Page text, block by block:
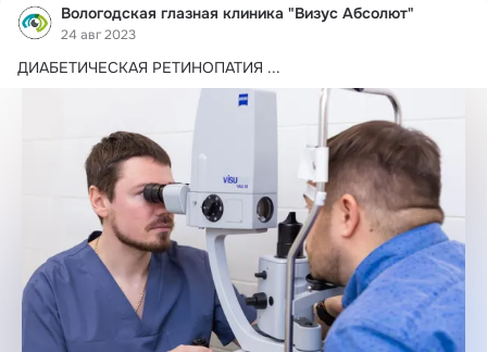
Вологодская глазная клиника "Визус Абсолют"
24 авг 2023
ДИАБЕТИЧЕСКАЯ РЕТИНОПАТИЯ ...